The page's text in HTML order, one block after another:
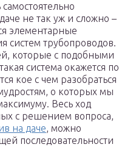
не так уж и сложно –
элементарные
систем трубопроводов.
которые с подобными
система окажется по
кое с чем разобраться
о которых мы
Весь ход
с решением вопроса,
на даче, можно
последовательности